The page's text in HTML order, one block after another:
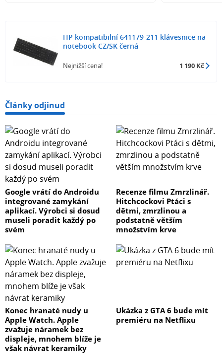
HP kompatibilní 641179-211 klávesnice na
notebook CZ/SK černá
Nejnižší cena! 1 190 Kč
Články odjinud
Google vrátí do Androidu
integrované zamykání
aplikací. Výrobci si dosud
museli poradit každý po
svém
Recenze filmu Zmrzlinář.
Hitchcockovi Ptáci s
dětmi, zmrzlinou a
podstatně větším
množstvím krve
Konec hranaté nudy u
Apple Watch. Apple
zvažuje náramek bez
displeje, mnohem blíže je
však návrat keramiky
Ukázka z GTA 6 bude mít
premiéru na Netflixu